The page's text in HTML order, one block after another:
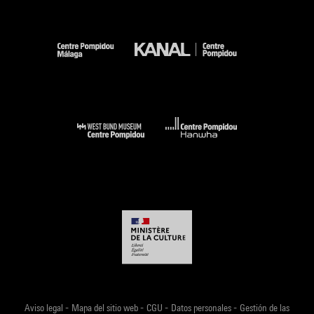
Ena Marchi, traductrice, spécialiste de la langue et de la
civilisation italienne.
L'adaptation de l'œuvre de Simenon au cinéma et la
septième art. La présence de cinéastes, d'historien,
d'écrivain, de producteur et d'acteur aidera à l'éclairage des
différentes facettes de l'inspiration donnée par cet auteur et
Aviso legal - Mapa del sitio web- CGU - Datos personales- Gestión de las